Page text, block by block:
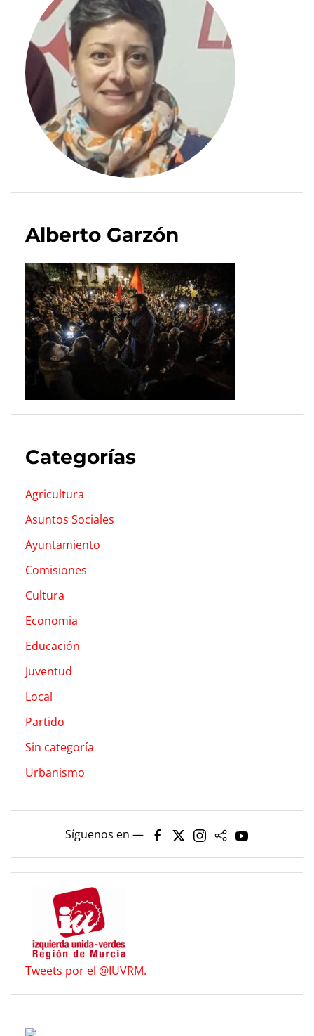
Alberto Garzón
Categorías
Agricultura
Asuntos Sociales
Ayuntamiento
Comisiones
Cultura
Economia
Educación
Juventud
Local
Partido
Sin categoría
Urbanismo
Síguenos en —
Tweets por el @IUVRM.